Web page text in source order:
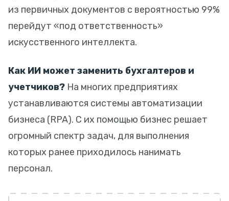
из первичных документов с вероятностью 99%
перейдут «под ответственность»
искусственного интеллекта.
Как ИИ может заменить бухгалтеров и
учетчиков? На многих предприятиях
устанавливаются системы автоматизации
бизнеса (RPA). С их помощью бизнес решает
огромный спектр задач, для выполнения
которых ранее приходилось нанимать
персонал.